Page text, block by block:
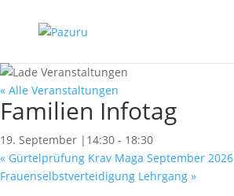
« Alle Veranstaltungen
Familien Infotag
19. September |14:30 - 18:30
« Gürtelprüfung Krav Maga September 2026
Frauenselbstverteidigung Lehrgang »